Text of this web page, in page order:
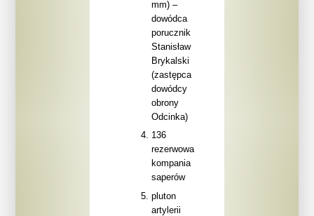
mm) –
dowódca
porucznik
Stanisław
Brykalski
(zastępca
dowódcy
obrony
Odcinka)
136
rezerwowa
kompania
saperów
pluton
artylerii